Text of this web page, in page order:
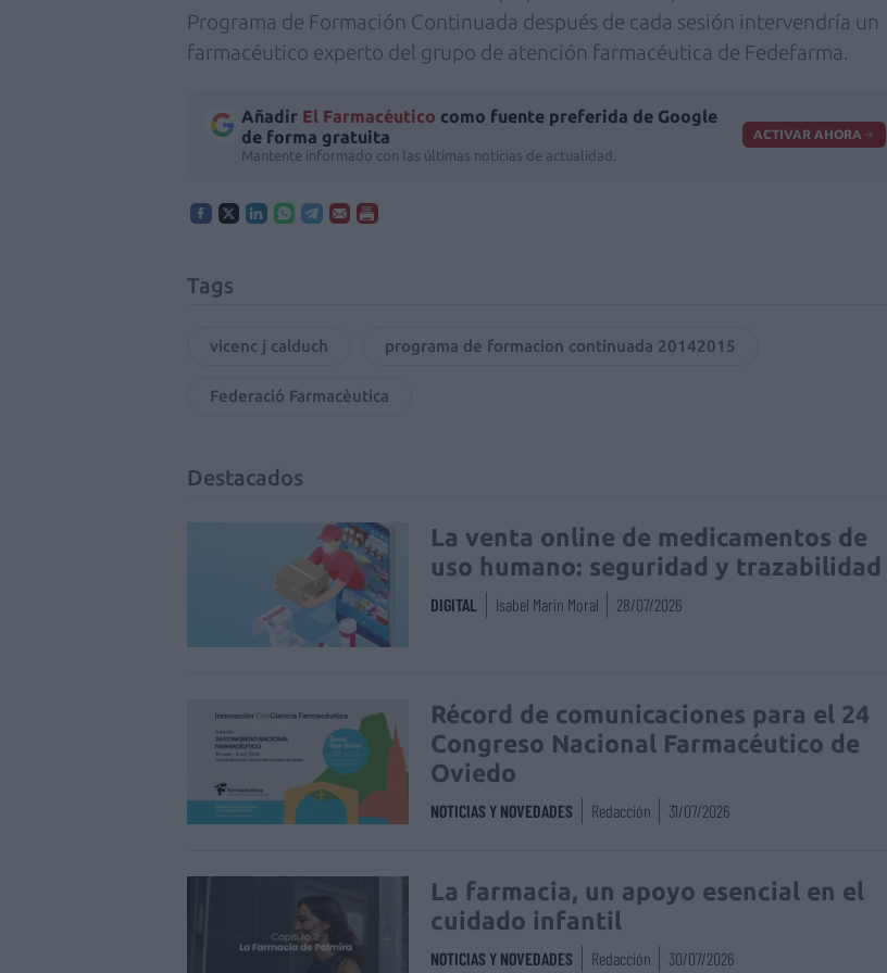
Programa de Formación Continuada después de cada sesión intervendría un
farmacéutico experto del grupo de atención farmacéutica de Fedefarma.
Añadir El Farmacéutico como fuente preferida de Google
de forma gratuita
Mantente informado con las últimas noticias de actualidad.
ACTIVAR AHORA
Tags
vicenc j calduch programa de formacion continuada 20142015
Federació Farmacèutica
Destacados
La venta online de medicamentos de
uso humano: seguridad y trazabilidad
DIGITAL Isabel Marín Moral 28/07/2026
Récord de comunicaciones para el 24
Congreso Nacional Farmacéutico de
Oviedo
NOTICIAS Y NOVEDADES Redacción 31/07/2026
La farmacia, un apoyo esencial en el
cuidado infantil
NOTICIAS Y NOVEDADES Redacción 30/07/2026